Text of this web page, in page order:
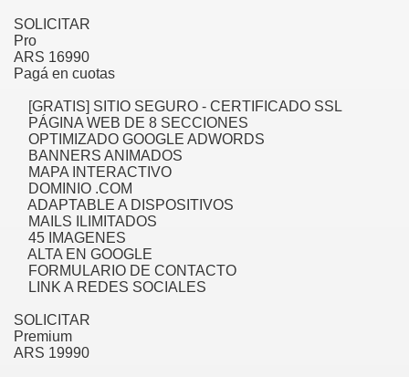
SOLICITAR
Pro
ARS 16990
Pagá en cuotas
[GRATIS] SITIO SEGURO - CERTIFICADO SSL
PÁGINA WEB DE 8 SECCIONES
OPTIMIZADO GOOGLE ADWORDS
BANNERS ANIMADOS
MAPA INTERACTIVO
DOMINIO .COM
ADAPTABLE A DISPOSITIVOS
MAILS ILIMITADOS
45 IMAGENES
ALTA EN GOOGLE
FORMULARIO DE CONTACTO
LINK A REDES SOCIALES
SOLICITAR
Premium
ARS 19990
Card Interview
Of Tips
Satisfaction